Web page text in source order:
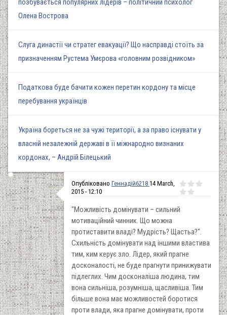
Олена Вострова
Слуга династії чи стратег евакуації? Що насправді стоїть за
призначенням Рустема Умєрова «головним розвідником»
Податкова буде бачити кожен перетин кордону та місце
перебування українців
Україна бореться не за чужі території, а за право існувати у
власній незалежній державі в її міжнародно визнаних
кордонах, – Андрій Білецький
Опубліковано Геннадій6218 14 March,
2015 - 12:10
"Можливість домінувати – сильний
мотиваційний чинник. Що можна
протиставити владі? Мудрість? Щастьа?".
Схильність домінувати над іншими властива
тим, ким керує зло. Лідер, який прагне
досконалості, не буде прагнути принижувати
підлеглих. Чим досконаліша людина, тим
вона сильніша, розумніша, щасливіша. Тим
більше вона має можливостей боротися
проти влади, яка прагне домінувати, проти